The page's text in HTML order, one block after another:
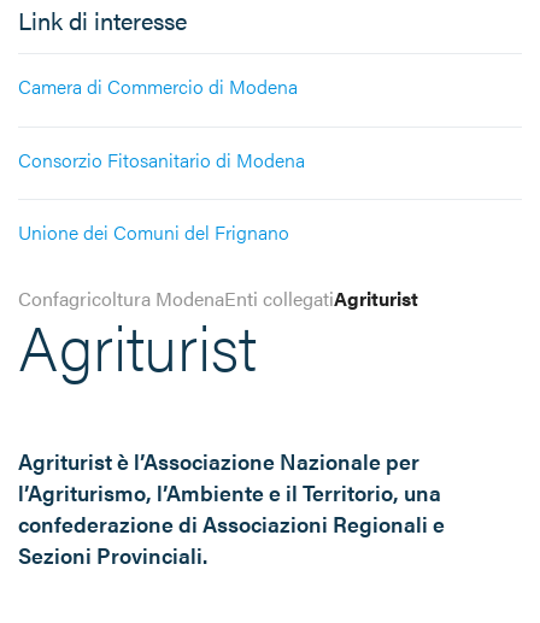
Link di interesse
Camera di Commercio di Modena
Consorzio Fitosanitario di Modena
Unione dei Comuni del Frignano
Confagricoltura ModenaEnti collegatiAgriturist
Agriturist
Agriturist è l’Associazione Nazionale per
l’Agriturismo, l’Ambiente e il Territorio, una
confederazione di Associazioni Regionali e
Sezioni Provinciali.